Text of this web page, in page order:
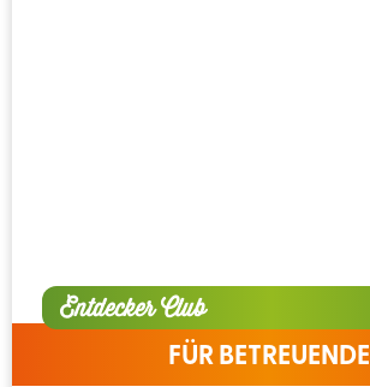
Entdecker Club
FÜR BETREUENDE